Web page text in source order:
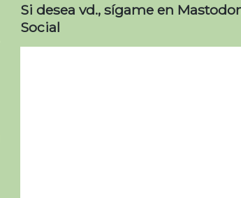
Si desea vd., sígame en
Social